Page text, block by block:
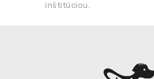
inštitúciou.